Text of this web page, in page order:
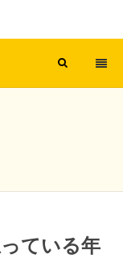
ている年